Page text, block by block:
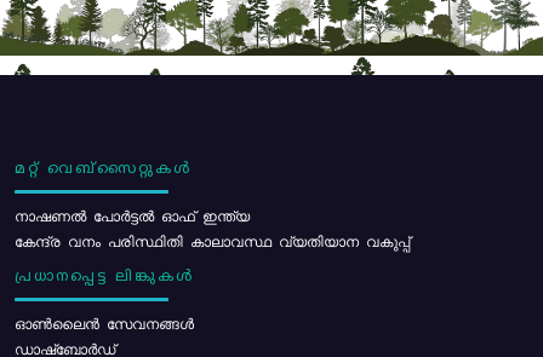
മറ്റ് വെബ്സൈറ്റുകൾ
നാഷണൽ പോർട്ടൽ ഓഫ് ഇന്ത്യ
കേന്ദ്ര വനം പരിസ്ഥിതി കാലാവസ്ഥ വ്യതിയാന വകുപ്പ്
പ്രധാനപ്പെട്ട ലിങ്കുകൾ
ഓൺലൈൻ സേവനങ്ങൾ
ഡാഷ്ബോർഡ്